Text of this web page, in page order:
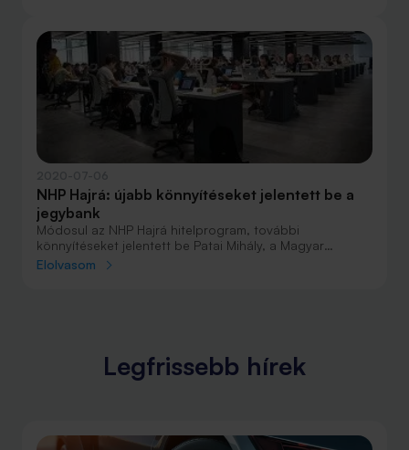
kölcsönöket.
NHP Hajrá: újabb könnyítéseket jelentett be a
jegybank
Módosul az NHP Hajrá hitelprogram, további
könnyítéseket jelentett be Patai Mihály, a Magyar
Nemzeti Bank alelnöke.
Elolvasom
Legfrissebb hírek